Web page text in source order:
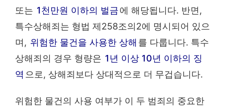
또는 1천만원 이하의 벌금에 해당됩니다. 반면,
특수상해죄는 형법 제258조의2에 명시되어 있으
며, 위험한 물건을 사용한 상해 를 다룹니다. 특수
상해죄의 경우 형량은 1년 이상 10년 이하의 징
역 으로, 상해죄보다 상대적으로 더 무겁습니다.
위험한 물건의 사용 여부가 이 두 범죄의 중요한